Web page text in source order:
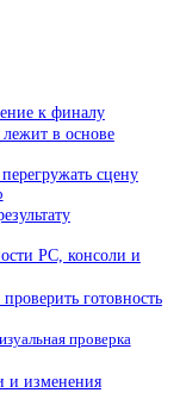
к финалу
в основе
сцену
PC, консоли и
готовность
проверка
и изменения